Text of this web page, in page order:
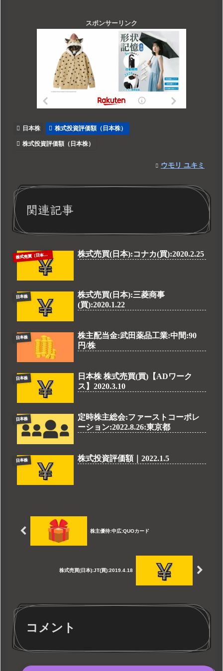
スポンサーリンク
日本株 株式投資評価額（日本株）
株式投資評価額（日本株）
ウモリ ユキミ
関連記事
株
式売買（日本株） 株式売買(日本):コナカ(買):2020.2.25
日本株
株式売買(日本):三菱商事
(買):2020.1.22
日本株
株主配当金:武田薬品工業:中間:90
円/株
日本株
日本株 株式売買(買)【ADワーク
ス】2020.3.10
日本株
定時株主総会:ファーストコーポレ
ーション:2022.8.26:東京都
日本株 株式投資評価額｜2022.1.5
株主優待:中広:QUOカード
株式売買(日本):JT(買):2019.4.18
コメント